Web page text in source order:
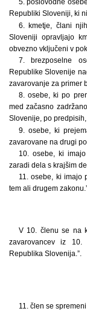
5. poslovodne
Republiki Sloveniji, ki
6. kmetje, člani
Sloveniji opravljajo
obvezno vključeni v
7. brezposelne
Republike Slovenije
zavarovanje za primer
8. osebe, ki po
med začasno
Slovenije, po
9. osebe, ki
zavarovane na drugi
10. osebe, ki
zaradi dela s krajšim
11. osebe, ki imajo
tem ali drugem
V 10. členu se na
zavarovancev iz 10.
Republika Slovenija.”.
11. člen se